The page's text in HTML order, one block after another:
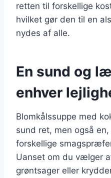
retten til forskellige
hvilket gør den til en
nydes af alle.
En sund og
enhver
Blomkålssuppe med
sund ret, men også
forskellige
Uanset om du vælger
grøntsager eller